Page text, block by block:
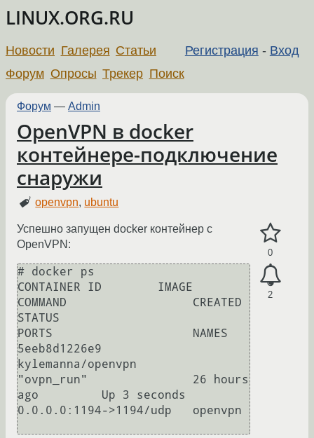
LINUX.ORG.RU
Регистрация - Вход
Новости Галерея Статьи
Форум Опросы Трекер Поиск
Форум — Admin
OpenVPN в docker
контейнере-подключение
снаружи
openvpn, ubuntu
0
2
Успешно запущен docker контейнер с
OpenVPN:
# docker ps
CONTAINER ID        IMAGE
COMMAND                  CREATED
STATUS
PORTS                    NAMES
5eeb8d1226e9
kylemanna/openvpn
"ovpn_run"               26 hours
ago         Up 3 seconds
0.0.0.0:1194->1194/udp   openvpn